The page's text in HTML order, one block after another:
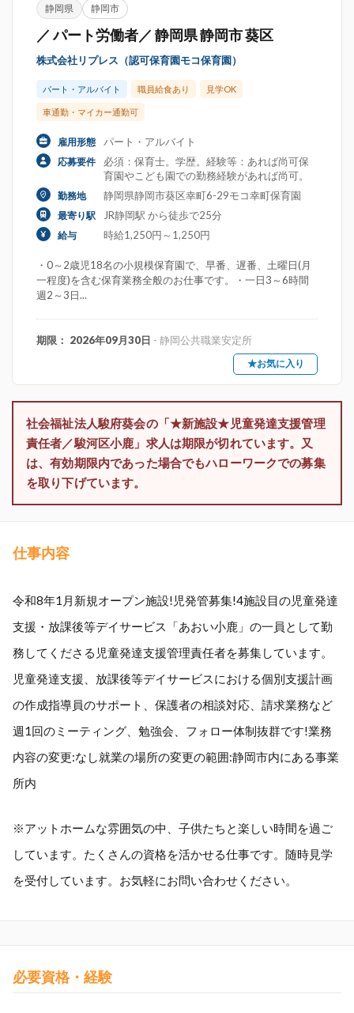
静岡県 静岡市
／ パート労働者／ 静岡県 静岡市 葵区
株式会社リプレス（認可保育園モコ保育園）
パート・アルバイト 職員給食あり 見学OK
車通勤・マイカー通勤可
雇用形態 パート・アルバイト
応募要件
必須：保育士。学歴。経験等：あれば尚可保
育園やこども園での勤務経験があれば尚可。
勤務地 静岡県静岡市葵区幸町6-29モコ幸町保育園
最寄り駅 JR静岡駅 から徒歩で25分
給与 時給1,250円～1,250円
・0～2歳児18名の小規模保育園で、早番、遅番、土曜日(月
一程度)を含む保育業務全般のお仕事です。・一日3～6時間
週2～3日...
期限： 2026年09月30日 - 静岡公共職業安定所
★お気に入り
社会福祉法人駿府葵会の「★新施設★児童発達支援管理
責任者／駿河区小鹿」求人は期限が切れています。又
は、有効期限内であった場合でもハローワークでの募集
を取り下げています。
仕事内容
令和8年1月新規オープン施設!児発管募集!4施設目の児童発達
支援・放課後等デイサービス「あおい小鹿」の一員として勤
務してくださる児童発達支援管理責任者を募集しています。
児童発達支援、放課後等デイサービスにおける個別支援計画
の作成指導員のサポート、保護者の相談対応、請求業務など
週1回のミーティング、勉強会、フォロー体制抜群です!業務
内容の変更:なし就業の場所の変更の範囲:静岡市内にある事業
所内
※アットホームな雰囲気の中、子供たちと楽しい時間を過ご
しています。たくさんの資格を活かせる仕事です。随時見学
を受付しています。お気軽にお問い合わせください。
必要資格・経験